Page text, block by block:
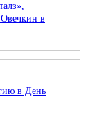
в
в День